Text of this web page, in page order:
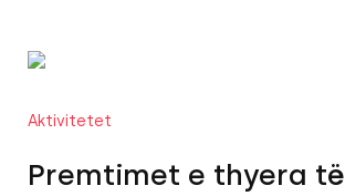
Aktivitetet
Premtimet e thyera të